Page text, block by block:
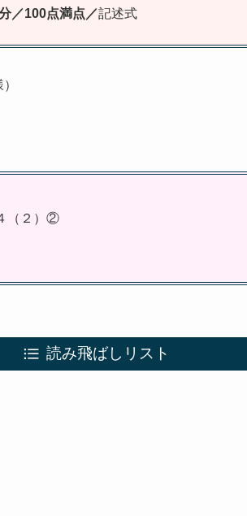
／100点満点／記述式
（２）②
読み飛ばしリスト